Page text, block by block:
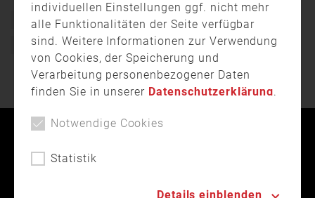
Bayern Ehrenamt Einsatz Feuerwehr Freiwillig
Freiwillige Feuerwehr Unwetter
individuellen Einstellungen ggf. nicht mehr
alle Funktionalitäten der Seite verfügbar
sind. Weitere Informationen zur Verwendung
von Cookies, der Speicherung und
Verarbeitung personenbezogener Daten
finden Sie in unserer Datenschutzerklärung.
Notwendige Cookies
Statistik
Details einblenden